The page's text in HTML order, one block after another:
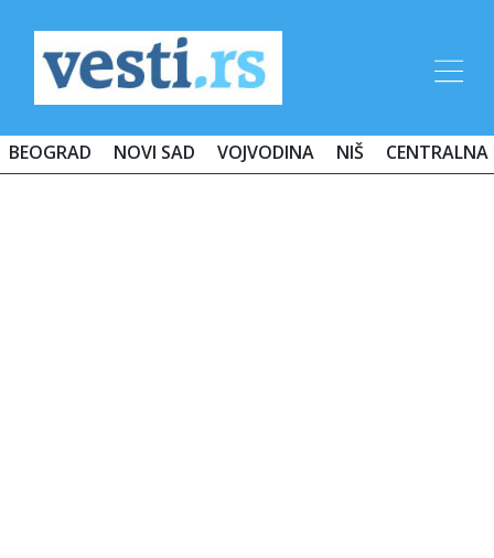
BEOGRAD NOVI SAD VOJVODINA NIŠ CENTRALNA